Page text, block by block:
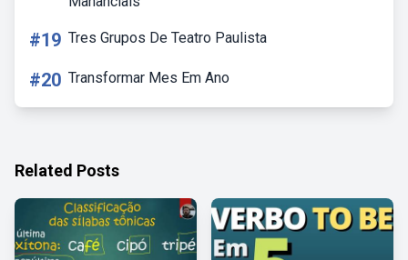
#19 Tres Grupos De Teatro Paulista
#20 Transformar Mes Em Ano
Related Posts